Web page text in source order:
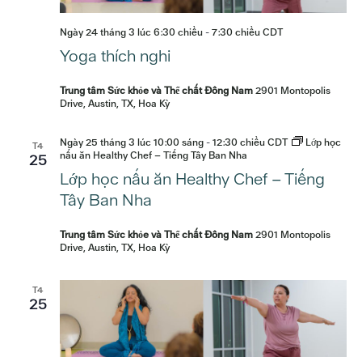
Yoga thích nghi
Ngày 24 tháng 3 lúc 6:30 chiều-7:30 chiều CDT
Trung tâm Sức khỏe và Thể chất Đông Nam2901 Montopolis
Drive, Austin, TX, Hoa Kỳ
T4
25
Lớp học nấu ăn Healthy Chef – Tiếng
Tây Ban Nha
Ngày 25 tháng 3 lúc 10:00 sáng-12:30 chiều CDT
Lớp học
nấu ăn Healthy Chef – Tiếng Tây Ban Nha
Trung tâm Sức khỏe và Thể chất Đông Nam2901 Montopolis
Drive, Austin, TX, Hoa Kỳ
T4
25